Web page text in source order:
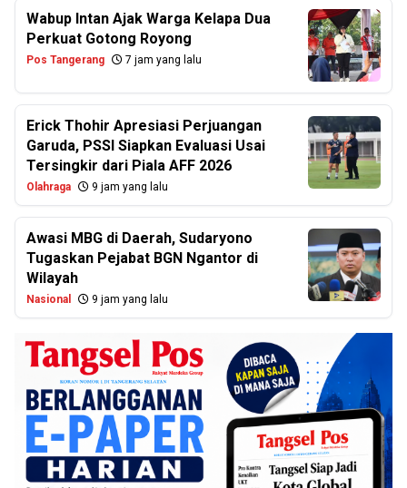
Wabup Intan Ajak Warga Kelapa Dua
Perkuat Gotong Royong
Pos Tangerang 7 jam yang lalu
Erick Thohir Apresiasi Perjuangan
Garuda, PSSI Siapkan Evaluasi Usai
Tersingkir dari Piala AFF 2026
Olahraga 9 jam yang lalu
Awasi MBG di Daerah, Sudaryono
Tugaskan Pejabat BGN Ngantor di
Wilayah
Nasional 9 jam yang lalu